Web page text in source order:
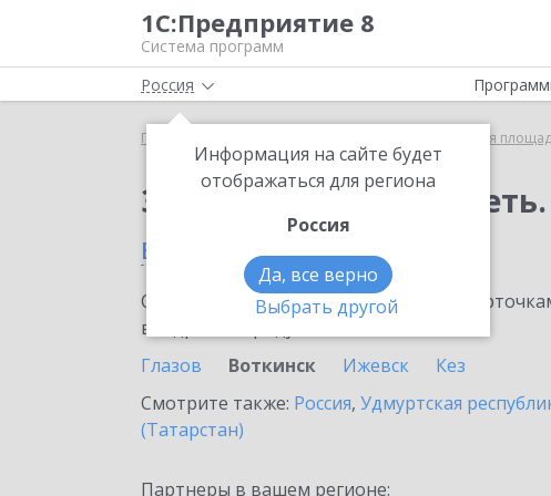
1С:Предприятие 8
Система программ
Россия
Информация на сайте будет
отображаться для региона
Россия
Да, все верно
Выбрать другой
Главная 1С:Бизнес-сеть. Торговая
Заказать 1С:Бизнес-
в Воткинске
Ознакомьтесь с информационными
внедрение продукта.
Глазов
Воткинск Ижевск
Кез
Смотрите также: Россия, Удмуртская
(Татарстан)
Партнеры в вашем регионе: